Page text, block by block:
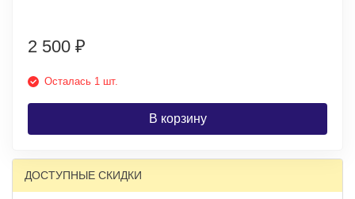
2 500 ₽
Осталась 1 шт.
В корзину
ДОСТУПНЫЕ СКИДКИ